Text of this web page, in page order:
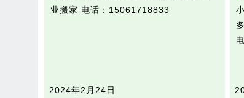
业搬家 电话：15061718833
2024年2月24日